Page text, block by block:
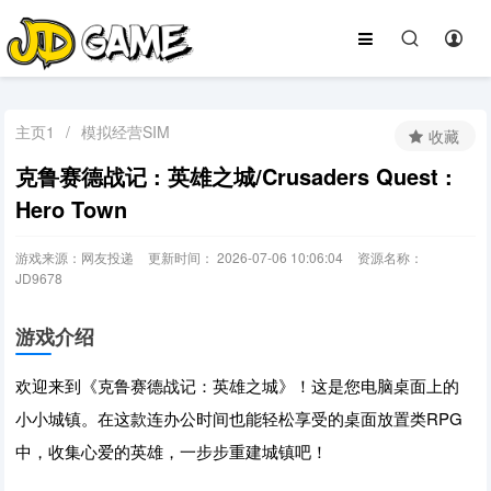
主页1 / 模拟经营SIM
克鲁赛德战记 : 英雄之城/Crusaders Quest :
Hero Town
游戏来源：网友投递 更新时间： 2026-07-06 10:06:04
资源名称：
JD9678
收藏
游戏介绍
欢迎来到《克鲁赛德战记：英雄之城》！这是您电脑桌面上的
小小城镇。在这款连办公时间也能轻松享受的桌面放置类RPG
中，收集心爱的英雄，一步步重建城镇吧！